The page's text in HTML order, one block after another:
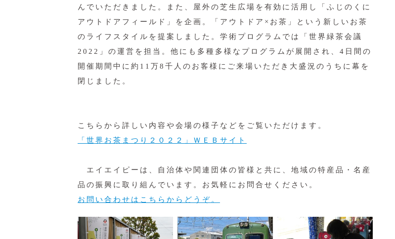
んでいただきました。また、屋外の芝生広場を有効に活用し「ふじのくに
アウトドアフィールド」を企画。「アウトドア×お茶」という新しいお茶
のライフスタイルを提案しました。学術プログラムでは「世界緑茶会議
2022」の運営を担当。他にも多種多様なプログラムが展開され、4日間の
開催期間中に約11万8千人のお客様にご来場いただき大盛況のうちに幕を
閉じました。
こちらから詳しい内容や会場の様子などをご覧いただけます。
「世界お茶まつり２０２２」ＷＥＢサイト
エイエイピーは、自治体や関連団体の皆様と共に、地域の特産品・名産
品の振興に取り組んでいます。お気軽にお問合せください。
お問い合わせはこちらからどうぞ。